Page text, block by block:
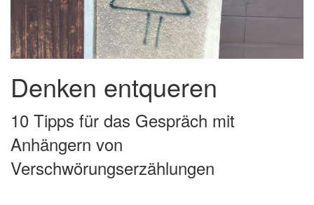
Denken entqueren
10 Tipps für das Gespräch mit
Anhängern von
Verschwörungserzählungen